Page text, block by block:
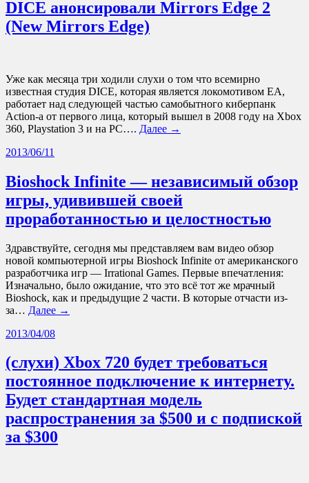
DICE анонсировали Mirrors Edge 2
(New Mirrors Edge)
Уже как месяца три ходили слухи о том что всемирно
известная студия DICE, которая является локомотивом EA,
работает над следующей частью самобытного киберпанк
Action-а от первого лица, который вышел в 2008 году на Xbox
360, Playstation 3 и на PC…. Далее →
2013/06/11
Bioshock Infinite — независимый обзор
игры, удивившей своей
проработанностью и целостностью
Здравствуйте, сегодня мы представляем вам видео обзор
новой компьютерной игры Bioshock Infinite от американского
разработчика игр — Irrational Games. Первые впечатления:
Изначально, было ожидание, что это всё тот же мрачный
Bioshock, как и предыдущие 2 части. В которые отчасти из-
за… Далее →
2013/04/08
(слухи) Xbox 720 будет требоваться
постоянное подключение к интернету.
Будет стандартная модель
распространения за $500 и с подпиской
за $300